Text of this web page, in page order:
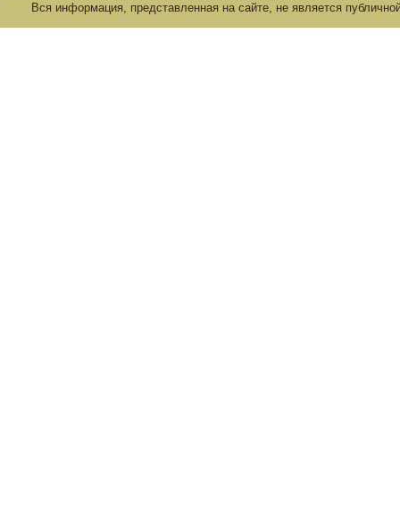
Вся информация, представленная на сайте, не является